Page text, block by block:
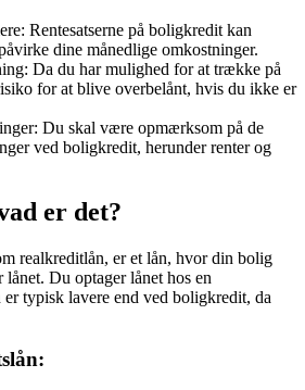
Rentesatserne på boligkredit kan
dine månedlige omkostninger.
Da du har mulighed for at trække på
for at blive overbelånt, hvis du ikke er
Du skal være opmærksom på de
ved boligkredit, herunder renter og
er det?
realkreditlån, er et lån, hvor din bolig
Du optager lånet hos en
typisk lavere end ved boligkredit, da